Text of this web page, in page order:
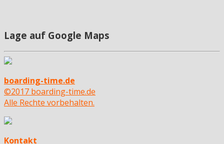
Lage auf Google Maps
boarding-time.de
©2017 boarding-time.de
Alle Rechte vorbehalten.
Kontakt